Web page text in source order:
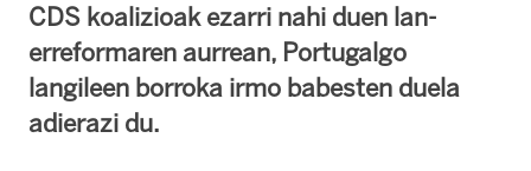
CDS koalizioak ezarri nahi duen lan-
erreformaren aurrean, Portugalgo
langileen borroka irmo babesten duela
adierazi du.